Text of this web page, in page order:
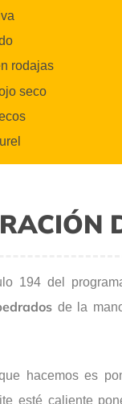
rodajas
seco
194 del
de la
hacemos es
esté caliente